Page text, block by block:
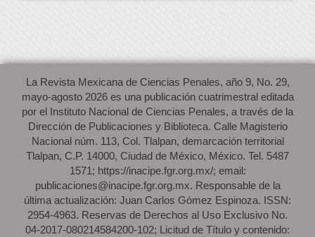
La Revista Mexicana de Ciencias Penales, año 9, No. 29,
mayo-agosto 2026 es una publicación cuatrimestral editada
por el Instituto Nacional de Ciencias Penales, a través de la
Dirección de Publicaciones y Biblioteca. Calle Magisterio
Nacional núm. 113, Col. Tlalpan, demarcación territorial
Tlalpan, C.P. 14000, Ciudad de México, México. Tel. 5487
1571; https://inacipe.fgr.org.mx/; email:
publicaciones@inacipe.fgr.org.mx. Responsable de la
última actualización: Juan Carlos Gómez Espinoza. ISSN:
2954-4963. Reservas de Derechos al Uso Exclusivo No.
04-2017-080214584200-102; Licitud de Título y contenido: